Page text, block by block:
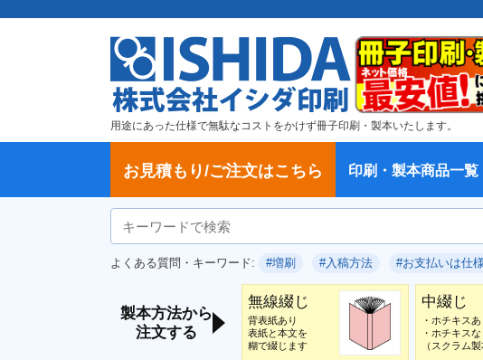
用途にあった仕様で無駄なコストをかけず冊子印刷・製本いたします。
お見積もり/ご注文はこちら 印刷・製本商品一覧
いて
について
よくある質問・キーワード: #増刷 #入稿方法 #お支払いは仕
製本方法から
注文する
無線綴じ
背表紙あり
表紙と本文を
糊で綴じます
中綴じ
・ホチキスあ
・ホチキスな
（スクラム製